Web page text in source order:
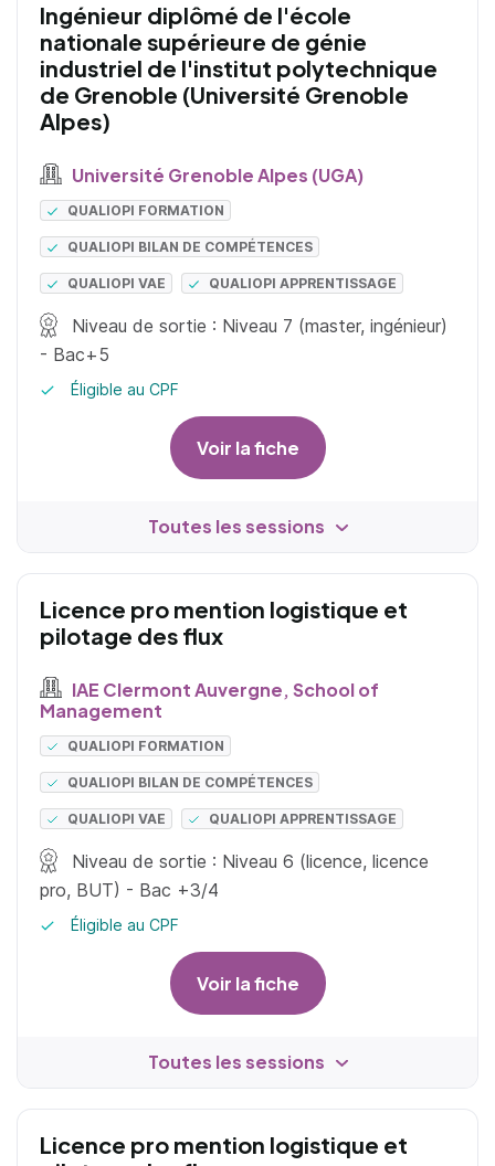
Ingénieur diplômé de l'école
nationale supérieure de génie
industriel de l'institut polytechnique
de Grenoble (Université Grenoble
Alpes)
Université Grenoble Alpes (UGA)
QUALIOPI FORMATION
QUALIOPI BILAN DE COMPÉTENCES
QUALIOPI VAE QUALIOPI APPRENTISSAGE
Niveau de sortie : Niveau 7 (master, ingénieur)
- Bac+5
Éligible au CPF
Voir la fiche
Toutes les sessions
Licence pro mention logistique et
pilotage des flux
IAE Clermont Auvergne, School of
Management
QUALIOPI FORMATION
QUALIOPI BILAN DE COMPÉTENCES
QUALIOPI VAE QUALIOPI APPRENTISSAGE
Niveau de sortie : Niveau 6 (licence, licence
pro, BUT) - Bac +3/4
Éligible au CPF
Voir la fiche
Toutes les sessions
Licence pro mention logistique et